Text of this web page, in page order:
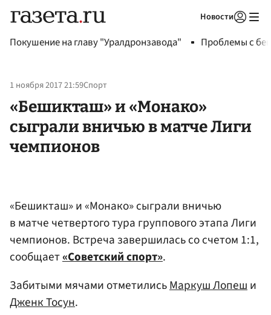
Новости
Покушение на главу "Уралдронзавода" Проблемы с
1 ноября 2017 21:59Спорт
«Бешикташ» и «Монако»
сыграли вничью в матче Лиги
чемпионов
«Бешикташ» и «Монако» сыграли вничью
в матче четвертого тура группового этапа Лиги
чемпионов. Встреча завершилась со счетом 1:1,
сообщает«Советский спорт».
Забитыми мячами отметилисьМаркуш Лопеши
Дженк Тосун.